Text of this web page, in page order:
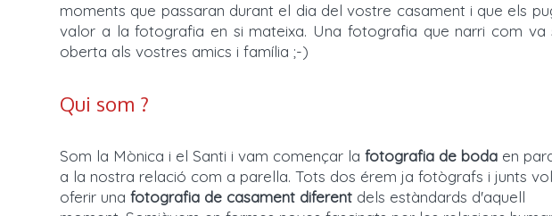
moments que passaran durant el dia del vostre casament i que els
valor a la fotografia en si mateixa. Una fotografia que narri com
oberta als vostres amics i família ;-)
Qui som ?
Som la Mònica i el Santi i vam començar lafotografia de boda en
a la nostra relació com a parella. Tots dos érem ja fotògrafs i junts
oferir unafotografia de casament diferent dels estàndards d'aquell